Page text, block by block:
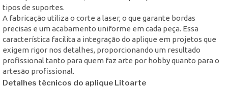
tipos de suportes.
A fabricação utiliza o corte a laser, o que garante bordas
precisas e um acabamento uniforme em cada peça. Essa
característica facilita a integração do aplique em projetos que
exigem rigor nos detalhes, proporcionando um resultado
profissional tanto para quem faz arte por hobby quanto para o
artesão profissional.
Detalhes técnicos do aplique Litoarte